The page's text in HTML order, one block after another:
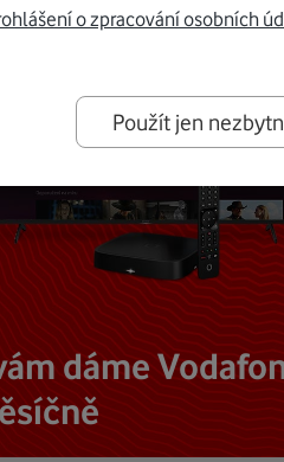
dáme
o zpracování osobních
Použít jen